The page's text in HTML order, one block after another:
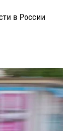
в России